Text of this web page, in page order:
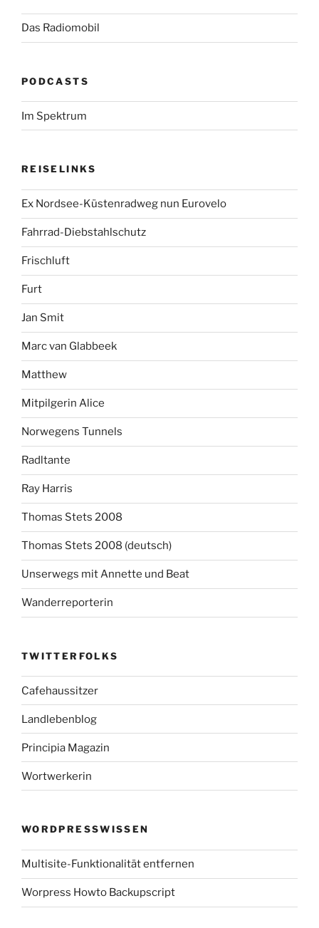
Das Radiomobil
PODCASTS
Im Spektrum
REISELINKS
Ex Nordsee-Küstenradweg nun Eurovelo
Fahrrad-Diebstahlschutz
Frischluft
Furt
Jan Smit
Marc van Glabbeek
Matthew
Mitpilgerin Alice
Norwegens Tunnels
Radltante
Ray Harris
Thomas Stets 2008
Thomas Stets 2008 (deutsch)
Unserwegs mit Annette und Beat
Wanderreporterin
TWITTERFOLKS
Cafehaussitzer
Landlebenblog
Principia Magazin
Wortwerkerin
WORDPRESSWISSEN
Multisite-Funktionalität entfernen
Worpress Howto Backupscript